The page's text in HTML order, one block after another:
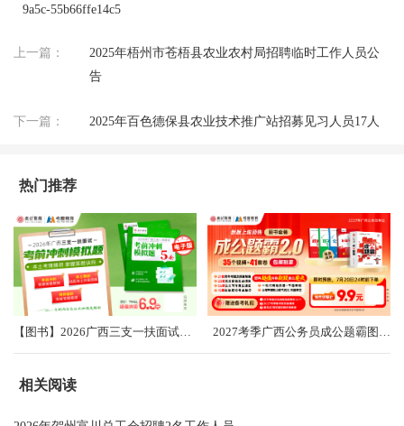
9a5c-55b66ffe14c5
上一篇：
2025年梧州市苍梧县农业农村局招聘临时工作人员公
告
下一篇： 2025年百色德保县农业技术推广站招募见习人员17人
热门推荐
【图书】2026广西三支一扶面试考前冲刺卷（共5套） 2027考季广西公务员成公题霸图书礼盒2.0
相关阅读